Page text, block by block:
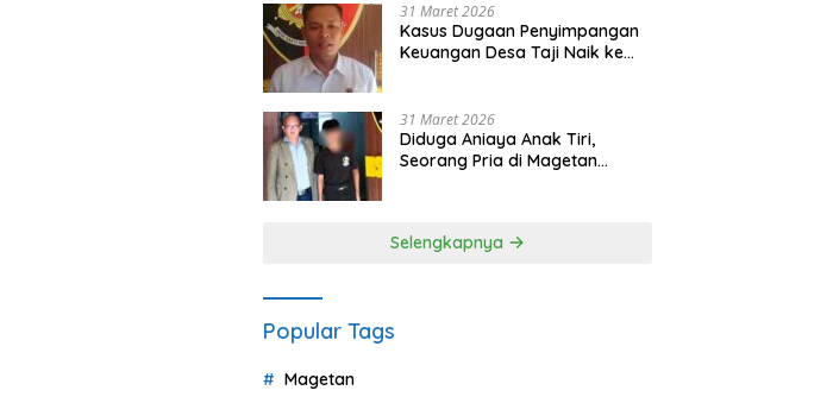
31 Maret 2026
Kasus Dugaan Penyimpangan
Keuangan Desa Taji Naik ke
31 Maret 2026
Diduga Aniaya Anak Tiri,
Seorang Pria di Magetan
Selengkapnya
Popular Tags
Magetan